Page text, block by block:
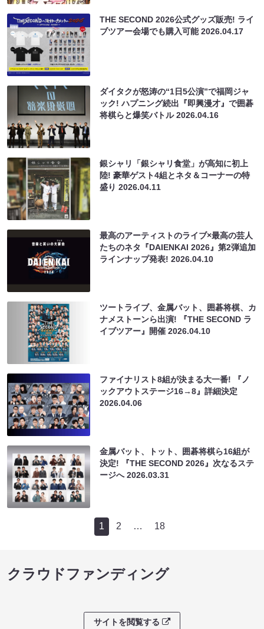
THE SECOND 2026公式グッズ販売! ライ
ブツアー会場でも購入可能2026.04.17
ダイタクが怒涛の“1日5公演”で福岡ジャ
ック! ハプニング続出『即興漫才』で囲碁
将棋らと爆笑バトル2026.04.16
銀シャリ「銀シャリ食堂」が高知に初上
陸! 豪華ゲスト4組とネタ＆コーナーの特
盛り2026.04.11
最高のアーティストのライブ×最高の芸人
たちのネタ『DAIENKAI 2026』第2弾追加
ラインナップ発表!2026.04.10
ツートライブ、金属バット、囲碁将棋、カ
ナメストーンら出演! 『THE SECOND ラ
イブツアー』開催2026.04.10
ファイナリスト8組が決まる大一番! 『ノ
ックアウトステージ16→8』詳細決定
2026.04.06
金属バット、トット、囲碁将棋ら16組が
決定! 『THE SECOND 2026』次なるステ
ージへ2026.03.31
1 2 … 18
クラウドファンディング
サイトを閲覧する